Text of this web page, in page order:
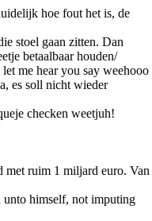
hoe fout het is, de
stoel gaan zitten. Dan
betaalbaar houden/
me hear you say weehooo
es soll nicht wieder
checken weetjuh!
met ruim 1 miljard euro. Van
himself, not imputing